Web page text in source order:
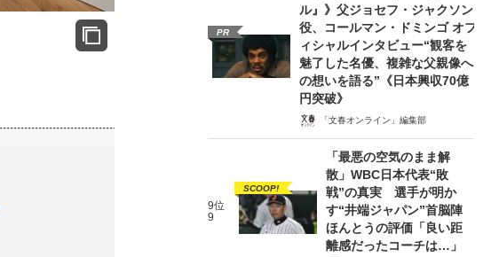
PR
ル』》父ジョセフ・ジャクソン
役、コールマン・ドミンゴ オフ
ィシャルインタビュー“観客を
魅了した名優、複雑な父親像へ
の想いを語る”《日本興収70億
円突破》
「文春オンライン」編集部
9位
9
SCOOP!
「最悪の空気のまま解
散」WBC日本代表“敗
戦”の真実 選手が明か
す“井端ジャパン”首脳陣
ほんとうの評価「良い距
離感だったコーチは…」